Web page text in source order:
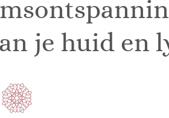
je huid en